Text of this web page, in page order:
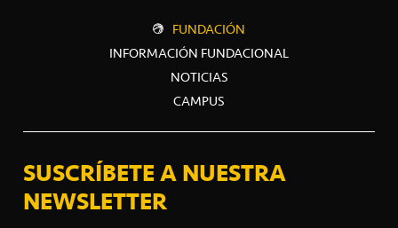
FUNDACIÓN
INFORMACIÓN FUNDACIONAL
NOTICIAS
CAMPUS
SUSCRÍBETE A NUESTRA
NEWSLETTER